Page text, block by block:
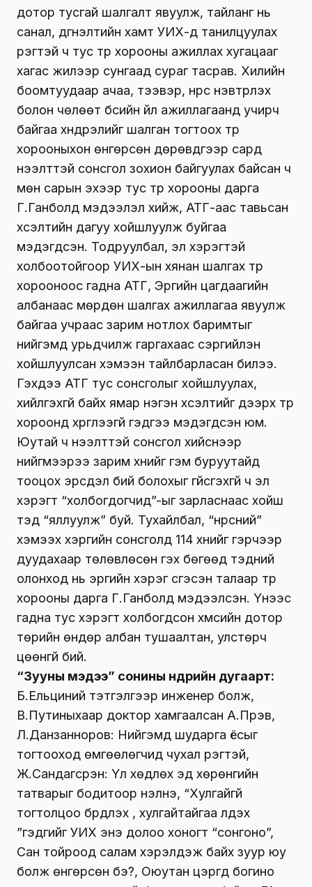
цагаандаа гарсан өрсөлдөөн нь айсуй
сонгууль угтсан пиараас өөрцгүй харагдаж
байна. Сануулбал, “нүүрсний” гэх хэрэгтэй
холбоотойгоор Хилийн боомтуудаар ачаа,
тээвэр, нүүрс нэвтрүүлэх болон чөлөөт бүсийн үйл
ажиллагаанд учирч байгаа хүндрэлийг шалган
тогтоох түр хороог УИХ байгуулаад нэг
жилийн нүүр үзэх гэж буй. Уг нь зургаан сарын
дотор тусгай шалгалт явуулж, тайланг нь
санал, дүгнэлтийн хамт УИХ-д танилцуулах
үүрэгтэй ч тус түр хорооны ажиллах хугацааг
хагас жилээр сунгаад сураг тасрав. Хилийн
боомтуудаар ачаа, тээвэр, нүүрс нэвтрүүлэх
болон чөлөөт бүсийн үйл ажиллагаанд учирч
байгаа хүндрэлийг шалган тогтоох түр
хорооныхон өнгөрсөн дөрөвдүгээр сард
нээлттэй сонсгол зохион байгуулах байсан ч
мөн сарын эхээр тус түр хорооны дарга
Г.Ганболд мэдээлэл хийж, АТГ-аас тавьсан
хүсэлтийн дагуу хойшлуулж буйгаа
мэдэгдсэн. Тодруулбал, эл хэрэгтэй
холбоотойгоор УИХ-ын хянан шалгах түр
хорооноос гадна АТГ, Эрүүгийн цагдаагийн
албанаас мөрдөн шалгах ажиллагаа явуулж
байгаа учраас зарим нотлох баримтыг
нийгэмд урьдчилж гаргахаас сэргийлэн
хойшлуулсан хэмээн тайлбарласан билээ.
Гэхдээ АТГ тус сонсголыг хойшлуулах,
хийлгэхгүй байх ямар нэгэн хүсэлтийг дээрх түр
хороонд хүргүүлээгүй гэдгээ мэдэгдсэн юм.
Юутай ч нээлттэй сонсгол хийснээр
нийгмээрээ зарим хүнийг гэм буруутайд
тооцох эрсдэл бий болохыг үгүйсгэхгүй ч эл
хэрэгт “холбогдогчид”-ыг зарласнаас хойш
тэд “яллуулж” буй. Тухайлбал, “нүүрсний”
хэмээх хэргийн сонсголд 114 хүнийг гэрчээр
дуудахаар төлөвлөсөн гэх бөгөөд тэдний
олонход нь эрүүгийн хэрэг үүсгэсэн талаар түр
хорооны дарга Г.Ганболд мэдээлсэн. Үүнээс
гадна тус хэрэгт холбогдсон хүмүүсийн дотор
төрийн өндөр албан тушаалтан, улстөрч
цөөнгүй бий.
“Зууны мэдээ” сонины өнөөдрийн дугаарт:
Б.Ельциний тэтгэлгээр инженер болж,
В.Путиныхаар доктор хамгаалсан А.Пүрэв,